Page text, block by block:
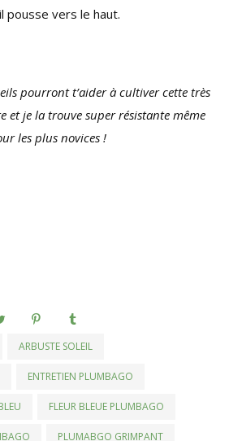
pousse vers le haut.
pourront t’aider à cultiver cette très
et je la trouve super résistante même
les plus novices !
ARBUSTE SOLEIL
ENTRETIEN PLUMBAGO
FLEUR BLEUE PLUMBAGO
PLUMABGO GRIMPANT